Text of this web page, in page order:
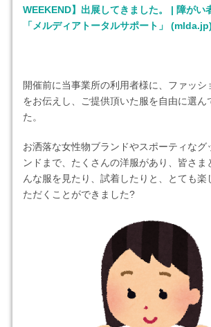
WEEKEND】出展してきました。 | 障がい
「メルディアトータルサポート」 (mlda.jp)
開催前に当事業所の利用者様に、ファッシ
をお伝えし、ご提供頂いた服を自由に選ん
た。
お洒落な女性物ブランドやスポーティなグ
ンドまで、たくさんの洋服があり、皆さま
んな服を見たり、試着したりと、とても楽
ただくことができました?